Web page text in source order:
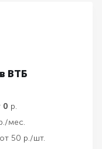
ВТБ
0 р.
мес.
от 50 р./шт.